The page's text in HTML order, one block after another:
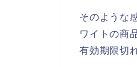
そのような
ワイトの商
有効期限切